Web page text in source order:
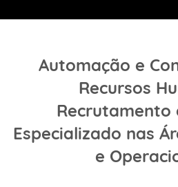
Automação e
Recursos
Recrutamento
Especializado nas
e